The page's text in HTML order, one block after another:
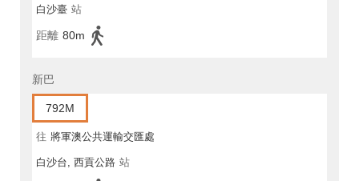
白沙臺 站
距離 80m
新巴
792M
往 將軍澳公共運輸交匯處
白沙台, 西貢公路 站